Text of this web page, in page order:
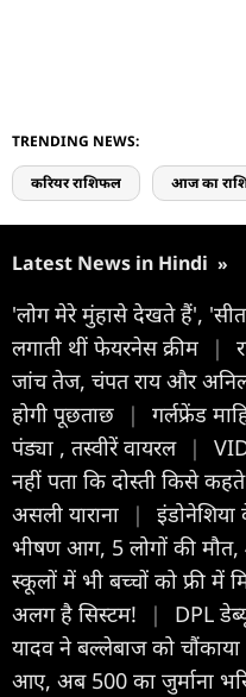
TRENDING NEWS:
करियर राशिफल आज का
Latest News in Hindi »
'लोग मेरे मुंहासे देखते हैं',
लगाती थीं फेयरनेस क्रीम
|
जांच तेज, चंपत राय और अनिल
होगी पूछताछ
|
गर्लफ्रेंड
पंड्या , तस्वीरें वायरल |
नहीं पता कि दोस्ती किसे
असली याराना
|
भीषण आग, 5 लोगों की मौत,
स्कूलों में भी बच्चों को फ्री में
अलग है सिस्टम!
|
DPL
यादव ने बल्लेबाज को चौंकाया
आए, अब 500 का जुर्माना